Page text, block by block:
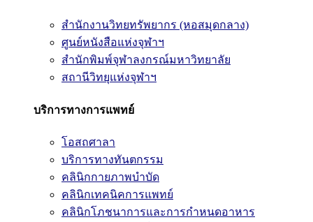
สำนักงานวิทยทรัพยากร (หอสมุดกลาง)
ศูนย์หนังสือแห่งจุฬาฯ
สำนักพิมพ์จุฬาลงกรณ์มหาวิทยาลัย
สถานีวิทยุแห่งจุฬาฯ
บริการทางการแพทย์
โอสถศาลา
บริการทางทันตกรรม
คลินิกกายภาพบำบัด
คลินิกเทคนิคการแพทย์
คลินิกโภชนาการและการกำหนดอาหาร